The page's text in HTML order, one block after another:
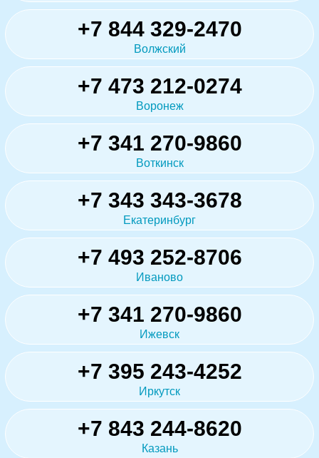
+7 844 329-2470
Волжский
+7 473 212-0274
Воронеж
+7 341 270-9860
Воткинск
+7 343 343-3678
Екатеринбург
+7 493 252-8706
Иваново
+7 341 270-9860
Ижевск
+7 395 243-4252
Иркутск
+7 843 244-8620
Казань